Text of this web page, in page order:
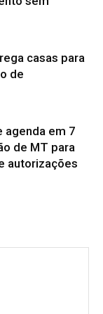
casas para
de
agenda em 7
de MT para
autorizações